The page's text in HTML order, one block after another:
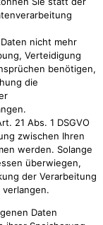
nicht mehr
Verteidigung
benötigen,
die
21 Abs. 1 DSGVO
zwischen Ihren
werden. Solange
überwiegen,
der Verarbeitung
Daten